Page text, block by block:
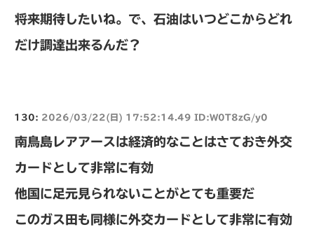
将来期待したいね。で、石油はいつどこからどれ
だけ調達出来るんだ？
130: 2026/03/22(日) 17:52:14.49 ID:W0T8zG/y0
南鳥島レアアースは経済的なことはさておき外交
カードとして非常に有効
他国に足元見られないことがとても重要だ
このガス田も同様に外交カードとして非常に有効